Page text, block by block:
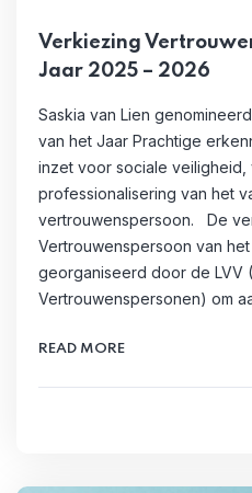
Verkiezing
Jaar 2025 – 2026
Saskia van Lien
van het Jaar Prachtige
inzet voor sociale
professionalisering van het
vertrouwenspersoon. De
Vertrouwenspersoon van
georganiseerd door de LVV
Vertrouwenspersonen) om
READ MORE